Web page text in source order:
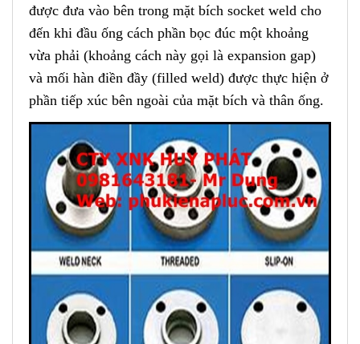
được đưa vào bên trong mặt bích socket weld cho
đến khi đầu ống cách phần bọc đúc một khoảng
vừa phải (khoảng cách này gọi là expansion gap)
và mối hàn điền đầy (filled weld) được thực hiện ở
phần tiếp xúc bên ngoài của mặt bích và thân ống.